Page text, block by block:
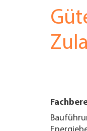
MITGLIEDSCHAFT
UNTERNEHMEN
are
here